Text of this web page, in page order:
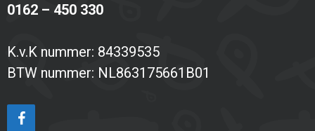
0162 – 450 330
K.v.K nummer: 84339535
BTW nummer: NL863175661B01